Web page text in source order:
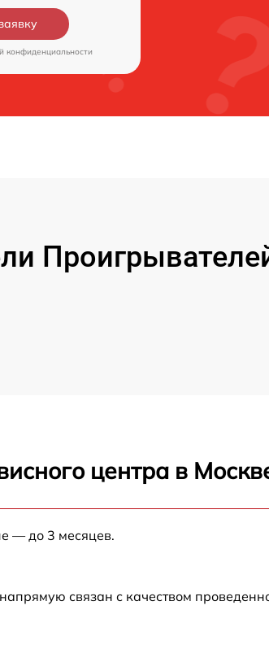
конфиденциальности
центра в
— до 3 месяцев.
связан с качеством